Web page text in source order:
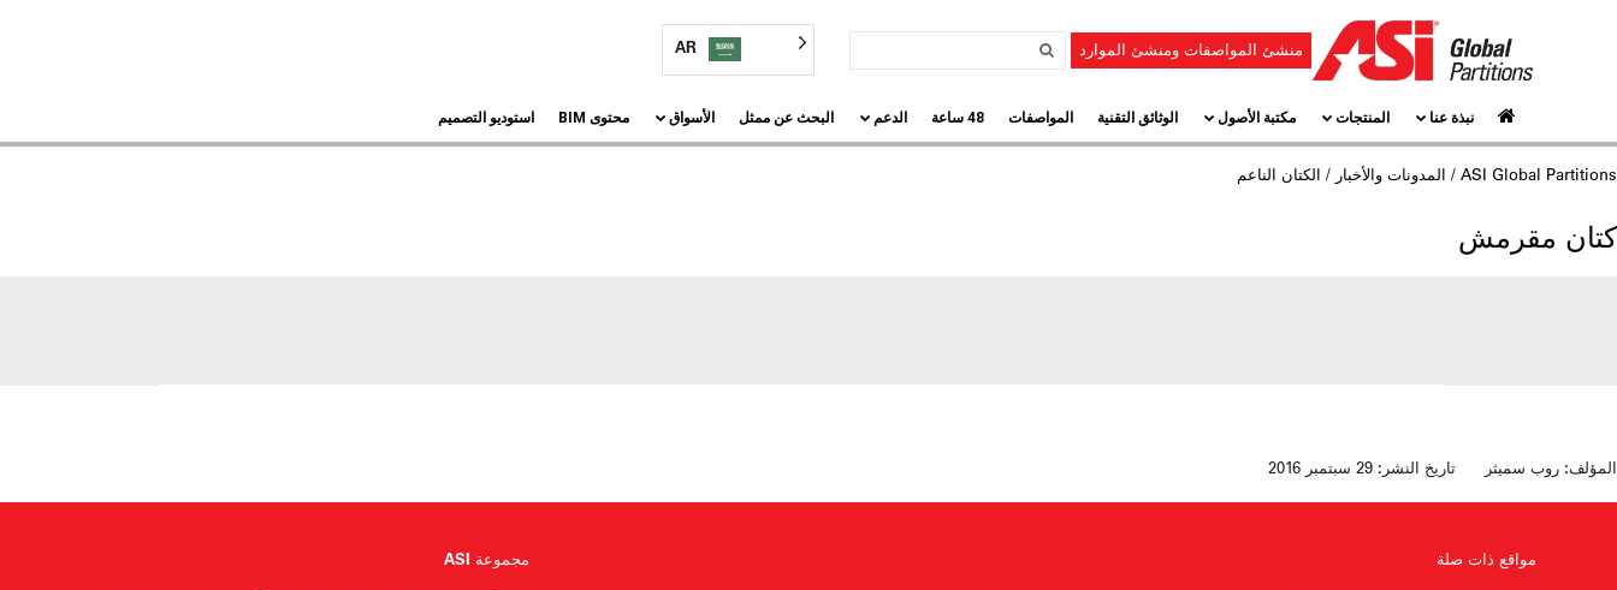
منشئ المواصفات ومنشئ الموارد AR
نبذة عنا المنتجات مكتبة الأصول الوثائق التقنية المواصفات 48 ساعة الدعم البحث عن ممثل الأسواق محتوى BIM استوديو التصميم
ASI Global Partitions
/ المدونات والأخبار / الكتان الناعم
كتان مقرمش
المؤلف: روب سميثر تاريخ النشر:
مجموعة ASI مواقع ذات صلة